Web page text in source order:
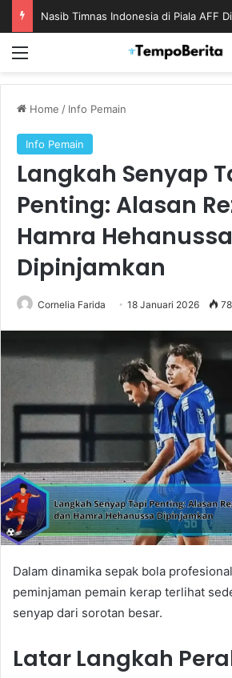
Home / Info Pemain
Info Pemain
Langkah Senyap
Penting: Alasan
Hamra Hehanussa
Dipinjamkan
Cornelia Farida 18 Januari 2026 78
Dalam dinamika sepak bola
peminjaman pemain kerap terlihat
senyap dari sorotan besar.
Latar Langkah